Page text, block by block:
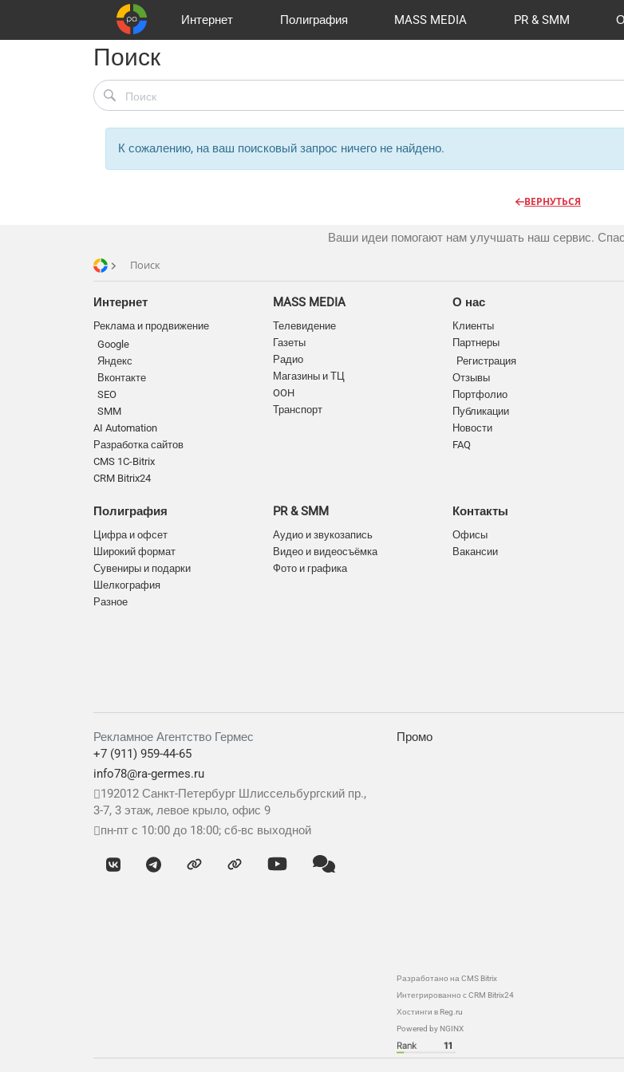
Интернет
Реклама и продвижение
Полиграфия
Цифра и офсет
MASS MEDIA
Телевидение
PR & SMM
Клиенты
Поиск
К сожалению, на ваш поисковый запрос ничего не найдено.
ВЕРНУТЬСЯ
Ваши идеи помогают нам улучшать наш сервис.
Поиск
Интернет
Реклама и продвижение
Google
Яндекс
Вконтакте
SEO
SMM
AI Automation
Разработка сайтов
CMS 1C-Bitrix
CRM Bitrix24
Полиграфия
Цифра и офсет
Широкий формат
Сувениры и подарки
Шелкография
Разное
MASS MEDIA
Телевидение
Газеты
Радио
Магазины и ТЦ
OOH
Транспорт
PR & SMM
Аудио и звукозапись
Видео и видеосъёмка
Фото и графика
О нас
Клиенты
Партнеры
Регистрация
Отзывы
Портфолио
Публикации
Новости
FAQ
Контакты
Офисы
Вакансии
Рекламное Агентство Гермес
+7 (911) 959-44-65
info78@ra-germes.ru
192012 Санкт-Петербург Шлиссельбургский пр.,
3-7, 3 этаж, левое крыло, офис 9
пн-пт с 10:00 до 18:00; сб-вс выходной
Промо
Разработано на CMS Bitrix
Интегрированно с CRM Bitrix24
Хостинги в Reg.ru
Powered by NGINX